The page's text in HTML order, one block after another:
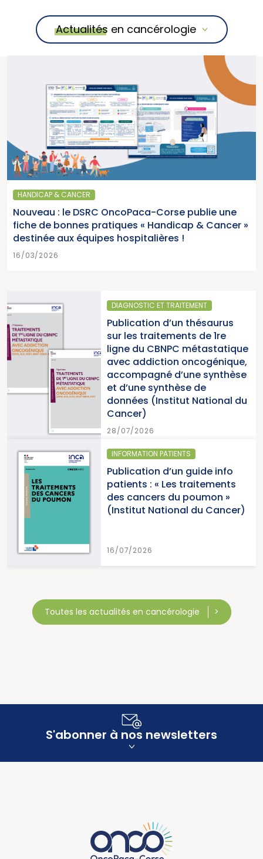
Actualités en cancérologie
HANDICAP & CANCER
Nouveau : le DSRC OncoPaca-Corse publie une
fiche de bonnes pratiques « Handicap & Cancer »
destinée aux équipes hospitalières !
16/03/2026
thésaurus
de 1re
métastatique
oncogénique,
synthèse
de
National du
guide info
traitements
poumon »
du Cancer)
SANTÉ PUBLIQUE
Parution du
2025 « Une
pour la lutte
cancers »
du Cancer)
15/07/2026
SANTÉ PUBLIQUE -
Parution du
cancers en
2026 (Institut
Cancer)
Toutes les actualités en cancérologie
S'abonner à nos newsletters